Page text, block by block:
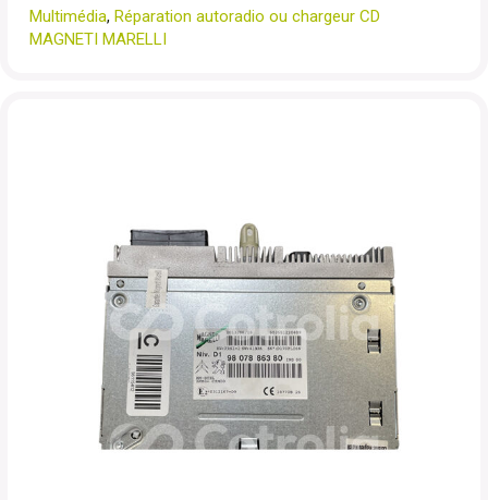
Multimédia, Réparation autoradio ou chargeur CD
MAGNETI MARELLI